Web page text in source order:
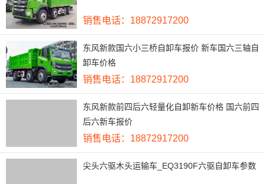
销售电话：18872917200
东风新款国六小三桥自卸车报价 新车国六三轴自
卸车价格
销售电话：18872917200
东风新款前四后六轻量化自卸新车价格 国六前四
后六新车报价
销售电话：18872917200
尖头六驱木头运输车_EQ3190F六驱自卸车参数